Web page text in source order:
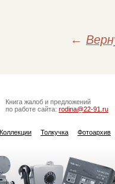
←
Книга жалоб и предложений
по работе сайта: rodina@22-91.ru
Коллекции Толкучка Фотоархив